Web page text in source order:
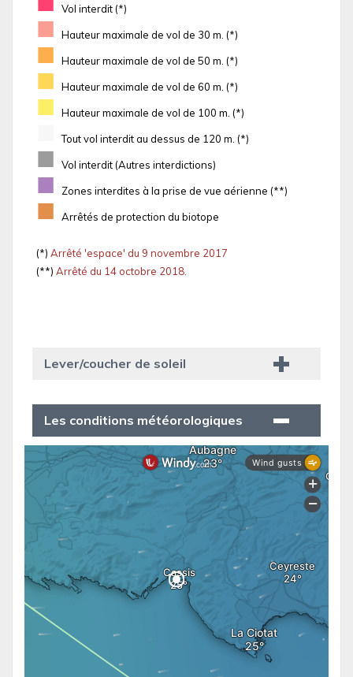
Vol interdit (*)
■ Hauteur maximale de vol de 30 m. (*)
■ Hauteur maximale de vol de 50 m. (*)
■ Hauteur maximale de vol de 60 m. (*)
■ Hauteur maximale de vol de 100 m. (*)
Tout vol interdit au dessus de 120 m. (*)
■ Vol interdit (Autres interdictions)
■ Zones interdites à la prise de vue aérienne (**)
■ Arrêtés de protection du biotope
(*) Arrêté 'espace' du 9 novembre 2017
(**) Arrêté du 14 octobre 2018.
Lever/coucher de soleil
Les conditions météorologiques